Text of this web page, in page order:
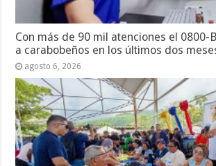
Con más de 90 mil atenciones el 0800-
a carabobeños en los últimos dos
agosto 6, 2026